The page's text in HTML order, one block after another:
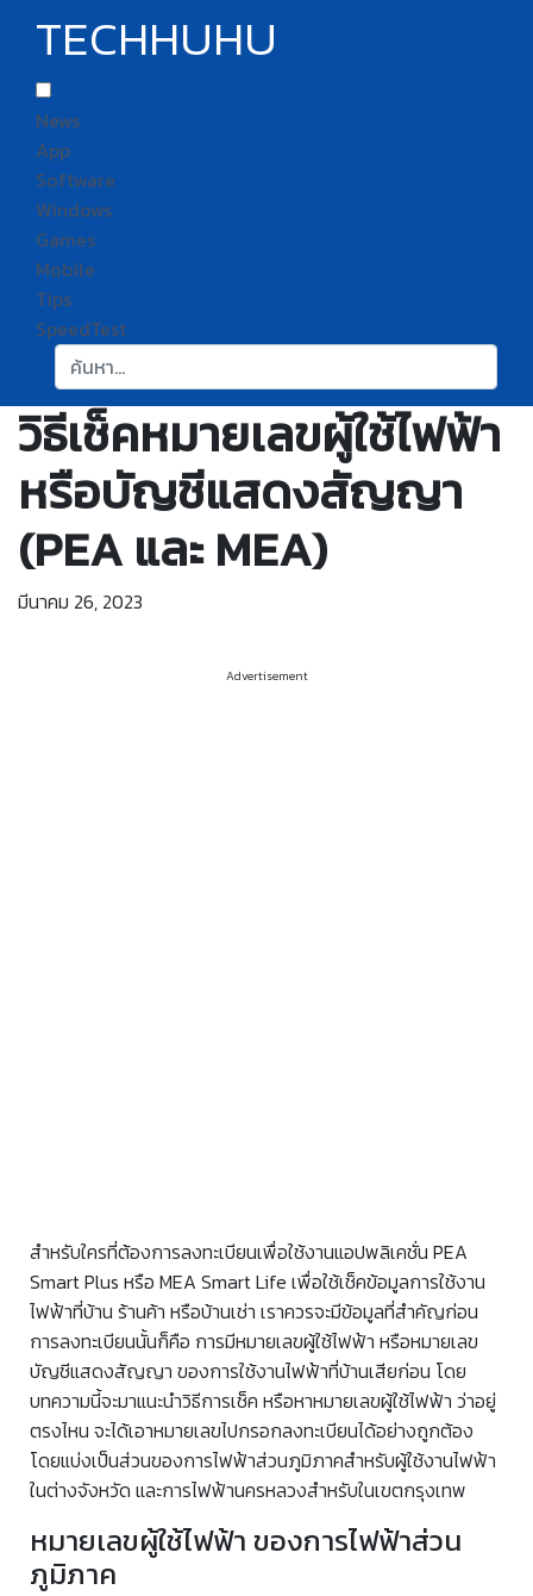
TECHHUHU
News
App
Software
Windows
Games
Mobile
Tips
SpeedTest
ค้นหา:
วิธีเช็คหมายเลขผู้ใช้ไฟฟ้า
หรือบัญชีแสดงสัญญา
(PEA และ MEA)
มีนาคม 26, 2023
Advertisement
สำหรับใครที่ต้องการลงทะเบียนเพื่อใช้งานแอปพลิเคชั่น PEA
Smart Plus หรือ MEA Smart Life เพื่อใช้เช็คข้อมูลการใช้งาน
ไฟฟ้าที่บ้าน ร้านค้า หรือบ้านเช่า เราควรจะมีข้อมูลที่สำคัญก่อน
การลงทะเบียนนั้นก็คือ การมีหมายเลขผู้ใช้ไฟฟ้า หรือหมายเลข
บัญชีแสดงสัญญา ของการใช้งานไฟฟ้าที่บ้านเสียก่อน โดย
บทความนี้จะมาแนะนำวิธีการเช็ค หรือหาหมายเลขผู้ใช้ไฟฟ้า ว่าอยู่
ตรงไหน จะได้เอาหมายเลขไปกรอกลงทะเบียนได้อย่างถูกต้อง
โดยแบ่งเป็นส่วนของการไฟฟ้าส่วนภูมิภาคสำหรับผู้ใช้งานไฟฟ้า
ในต่างจังหวัด และการไฟฟ้านครหลวงสำหรับในเขตกรุงเทพ
หมายเลขผู้ใช้ไฟฟ้า ของการไฟฟ้าส่วน
ภูมิภาค